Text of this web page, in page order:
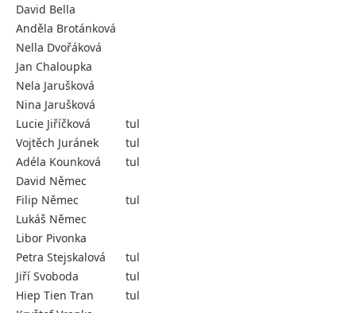
David Bella
Anděla Brotánková
Nella Dvořáková
Jan Chaloupka
Nela Jarušková
Nina Jarušková
Lucie Jiříčková
tul
Vojtěch Juránek
tul
Adéla Kounková
tul
David Němec
Filip Němec
tul
Lukáš Němec
Libor Pivonka
Petra Stejskalová
tul
Jiří Svoboda
tul
Hiep Tien Tran
tul